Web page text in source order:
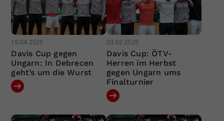
10.04.2025
Davis Cup gegen
Ungarn: In Debrecen
geht’s um die Wurst
03.02.2025
Davis Cup: ÖTV-
Herren im Herbst
gegen Ungarn ums
Finalturnier